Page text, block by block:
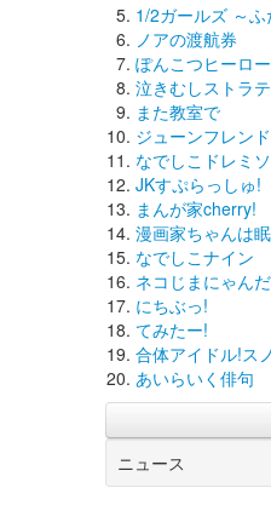
1/2ガールズ ～
ノアの渡航券
ぽんこつヒーロ
泣きむしストラ
また教室で
ジューンフレンド
なでしこドレミ
JKすぷらっしゅ!
まんが家cherry!
漫画家ちゃんは
なでしこナイン
ネコじまにゃん
にちぶっ!
てみたー!
合体アイドル!ス
あいらいく俳句
ニュース